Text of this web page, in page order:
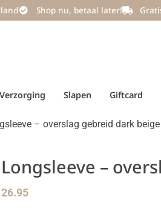
Shop nu, betaal later!
Verzorging Slapen Giftcard
– overslag gebreid dark beige
Longsleeve –
26.95